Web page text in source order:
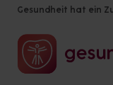
Gesundheit hat ein